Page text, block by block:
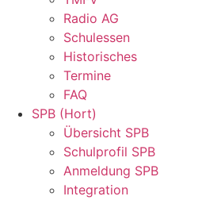
Radio AG
Schulessen
Historisches
Termine
FAQ
SPB (Hort)
Übersicht SPB
Schulprofil SPB
Anmeldung SPB
Integration